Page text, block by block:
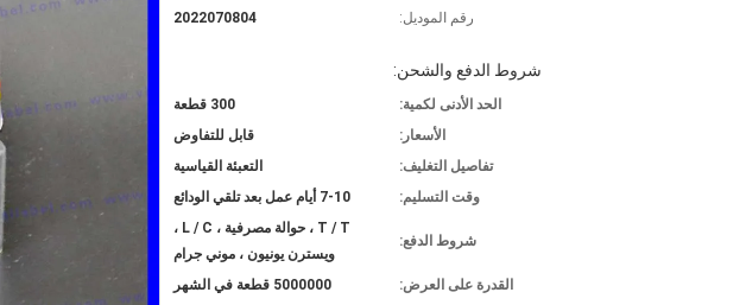
رقم الموديل:
2022070804
شروط الدفع والشحن:
الحد الأدنى لكمية:
300 قطعة
الأسعار:
قابل للتفاوض
تفاصيل التغليف:
التعبئة القياسية
وقت التسليم:
7-10 أيام عمل بعد تلقي الودائع
شروط الدفع:
T / T ، حوالة مصرفية ، L / C ،
ويسترن يونيون ، موني جرام
القدرة على العرض:
5000000 قطعة في الشهر